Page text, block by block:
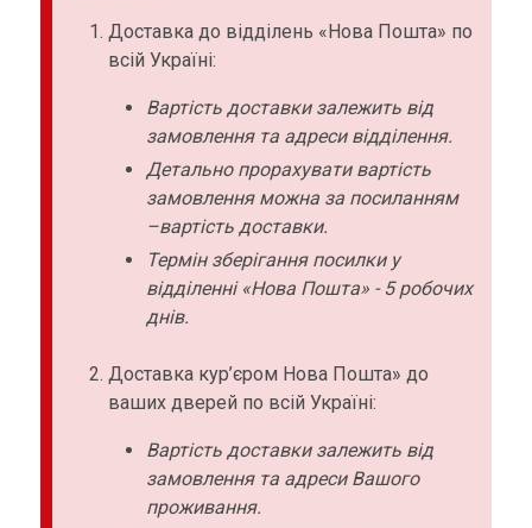
Доставка до відділень «Нова Пошта» по
всій Україні:
Вартість доставки залежить від
замовлення та адреси відділення.
Детально прорахувати вартість
замовлення можна за посиланням
–вартість доставки.
Термін зберігання посилки у
відділенні «Нова Пошта» - 5 робочих
днів.
Доставка кур’єром Нова Пошта» до
ваших дверей по всій Україні:
Вартість доставки залежить від
замовлення та адреси Вашого
проживання.